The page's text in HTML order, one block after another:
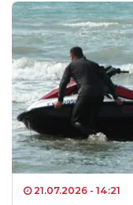
21.07.2026 - 14:21